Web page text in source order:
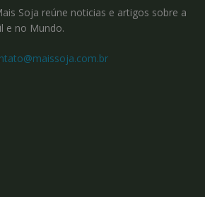
Soja reúne noticias e artigos sobre a
e no Mundo.